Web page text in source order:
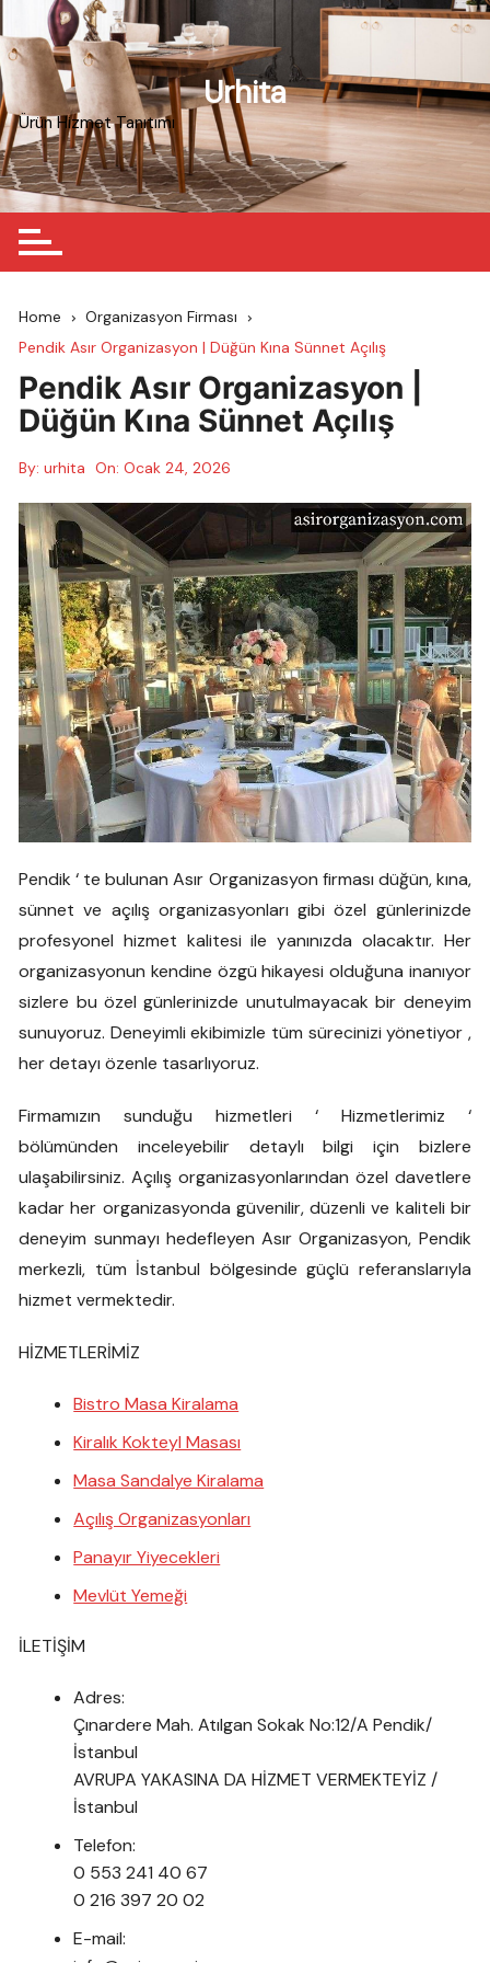
to
content
Urhita
Ürün Hizmet Tanıtımı
Home
Organizasyon Firması
Pendik Asır Organizasyon | Düğün Kına Sünnet Açılış
Pendik Asır Organizasyon |
Düğün Kına Sünnet Açılış
By: urhita On:Ocak 24, 2026
Pendik ‘ te bulunan Asır Organizasyon firması düğün, kına,
sünnet ve açılış organizasyonları gibi özel günlerinizde
profesyonel hizmet kalitesi ile yanınızda olacaktır. Her
organizasyonun kendine özgü hikayesi olduğuna inanıyor
sizlere bu özel günlerinizde unutulmayacak bir deneyim
sunuyoruz. Deneyimli ekibimizle tüm sürecinizi yönetiyor ,
her detayı özenle tasarlıyoruz.
Firmamızın sunduğu hizmetleri ‘ Hizmetlerimiz ‘
bölümünden inceleyebilir detaylı bilgi için bizlere
ulaşabilirsiniz. Açılış organizasyonlarından özel davetlere
kadar her organizasyonda güvenilir, düzenli ve kaliteli bir
deneyim sunmayı hedefleyen Asır Organizasyon, Pendik
merkezli, tüm İstanbul bölgesinde güçlü referanslarıyla
hizmet vermektedir.
HİZMETLERİMİZ
Bistro Masa Kiralama
Kiralık Kokteyl Masası
Masa Sandalye Kiralama
Açılış Organizasyonları
Panayır Yiyecekleri
Mevlüt Yemeği
İLETİŞİM
Adres:
Çınardere Mah. Atılgan Sokak No:12/A Pendik/
İstanbul
AVRUPA YAKASINA DA HİZMET VERMEKTEYİZ /
İstanbul
Telefon:
0 553 241 40 67
0 216 397 20 02
E-mail: